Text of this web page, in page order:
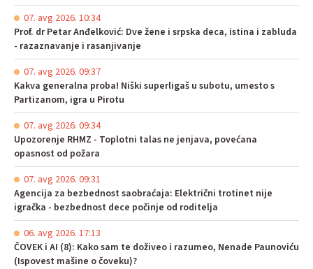
07. avg 2026. 10:34
Prof. dr Petar Anđelković: Dve žene i srpska deca, istina i zabluda
- razaznavanje i rasanjivanje
07. avg 2026. 09:37
Kakva generalna proba! Niški superligaš u subotu, umesto s
Partizanom, igra u Pirotu
07. avg 2026. 09:34
Upozorenje RHMZ - Toplotni talas ne jenjava, povećana
opasnost od požara
07. avg 2026. 09:31
Agencija za bezbednost saobraćaja: Električni trotinet nije
igračka - bezbednost dece počinje od roditelja
06. avg 2026. 17:13
ČOVEK i AI (8): Kako sam te doživeo i razumeo, Nenade Paunoviću
(Ispovest mašine o čoveku)?